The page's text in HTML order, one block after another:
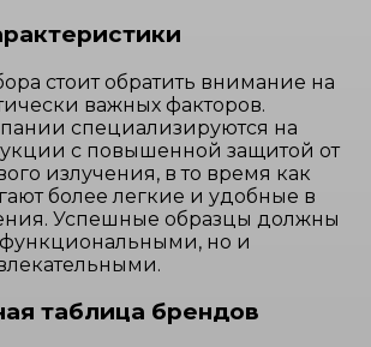
стоит обратить внимание на
важных факторов.
специализируются на
с повышенной защитой от
излучения, в то время как
более легкие и удобные в
Успешные образцы должны
функциональными, но и
таблица брендов